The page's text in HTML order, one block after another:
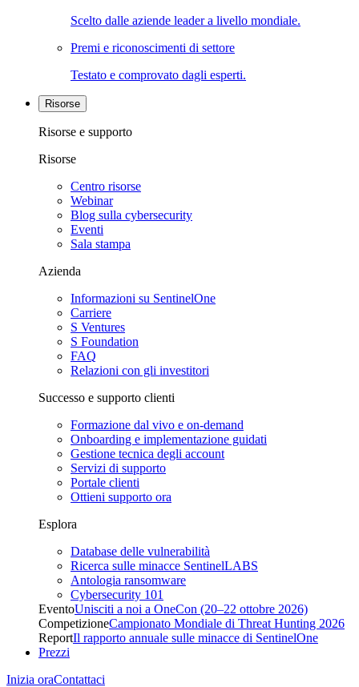
Scelto dalle aziende leader a livello mondiale.
Premi e riconoscimenti di settore
Testato e comprovato dagli esperti.
Risorse
Risorse e supporto
Risorse
Centro risorse
Webinar
Blog sulla cybersecurity
Eventi
Sala stampa
Azienda
Informazioni su SentinelOne
Carriere
S Ventures
S Foundation
FAQ
Relazioni con gli investitori
Successo e supporto clienti
Formazione dal vivo e on-demand
Onboarding e implementazione guidati
Gestione tecnica degli account
Servizi di supporto
Portale clienti
Ottieni supporto ora
Esplora
Database delle vulnerabilità
Ricerca sulle minacce SentinelLABS
Antologia ransomware
Cybersecurity 101
EventoUnisciti a noi a OneCon (20–22 ottobre 2026)
CompetizioneCampionato Mondiale di Threat Hunting 2026
ReportIl rapporto annuale sulle minacce di SentinelOne
Prezzi
Inizia oraContattaci